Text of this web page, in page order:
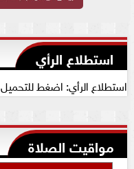
استطلاع الرأي
استطلاع الرأي: اضغط للتحميل
مواقيت الصلاة